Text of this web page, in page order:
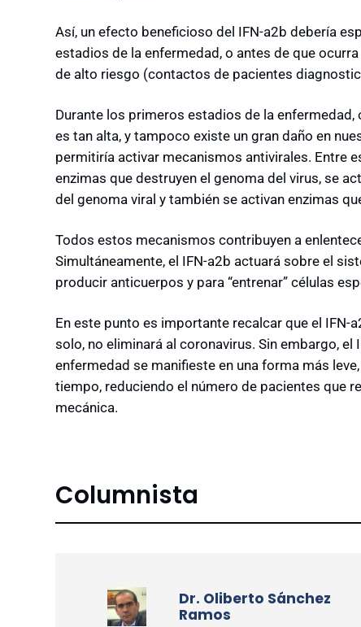
Así, un efecto beneficioso del IFN-a2b debería
estadios de la enfermedad, o antes de que
de alto riesgo (contactos de pacientes
Durante los primeros estadios de la
es tan alta, y tampoco existe un gran daño en
permitiría activar mecanismos antivirales. Entre
enzimas que destruyen el genoma del virus, se
del genoma viral y también se activan enzimas
Todos estos mecanismos contribuyen a
Simultáneamente, el IFN-a2b actuará sobre el
producir anticuerpos y para “entrenar” células
En este punto es importante recalcar que el IFN-
solo, no eliminará al coronavirus. Sin embargo, el
enfermedad se manifieste en una forma más
tiempo, reduciendo el número de pacientes que
mecánica.
Columnista
Dr. Oliberto Sánchez
Ramos